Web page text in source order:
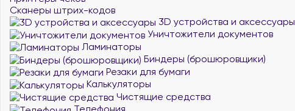
Сканеры штрих-кодов
3D устройства и аксессуары
Уничтожители документов
Ламинаторы
Биндеры (брошюровщики)
Резаки для бумаги
Калькуляторы
Чистящие средства